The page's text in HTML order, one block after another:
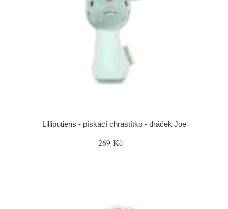
Lilliputiens - pískací chrastítko - dráček Joe
269 Kč